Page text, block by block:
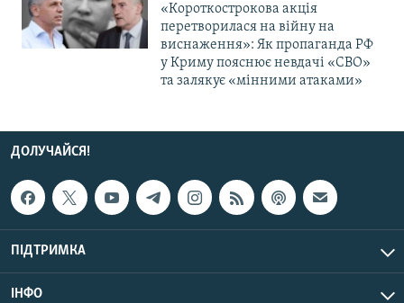
«Короткострокова акція
перетворилася на війну на
виснаження»: Як пропаганда РФ
у Криму пояснює невдачі «СВО»
та залякує «мінними атаками»
ДОЛУЧАЙСЯ!
ПІДТРИМКА
ІНФО